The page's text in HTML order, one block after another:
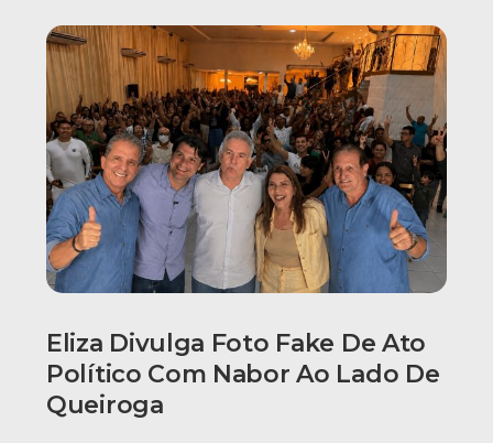
Eliza Divulga Foto Fake De Ato
Político Com Nabor Ao Lado De
Queiroga